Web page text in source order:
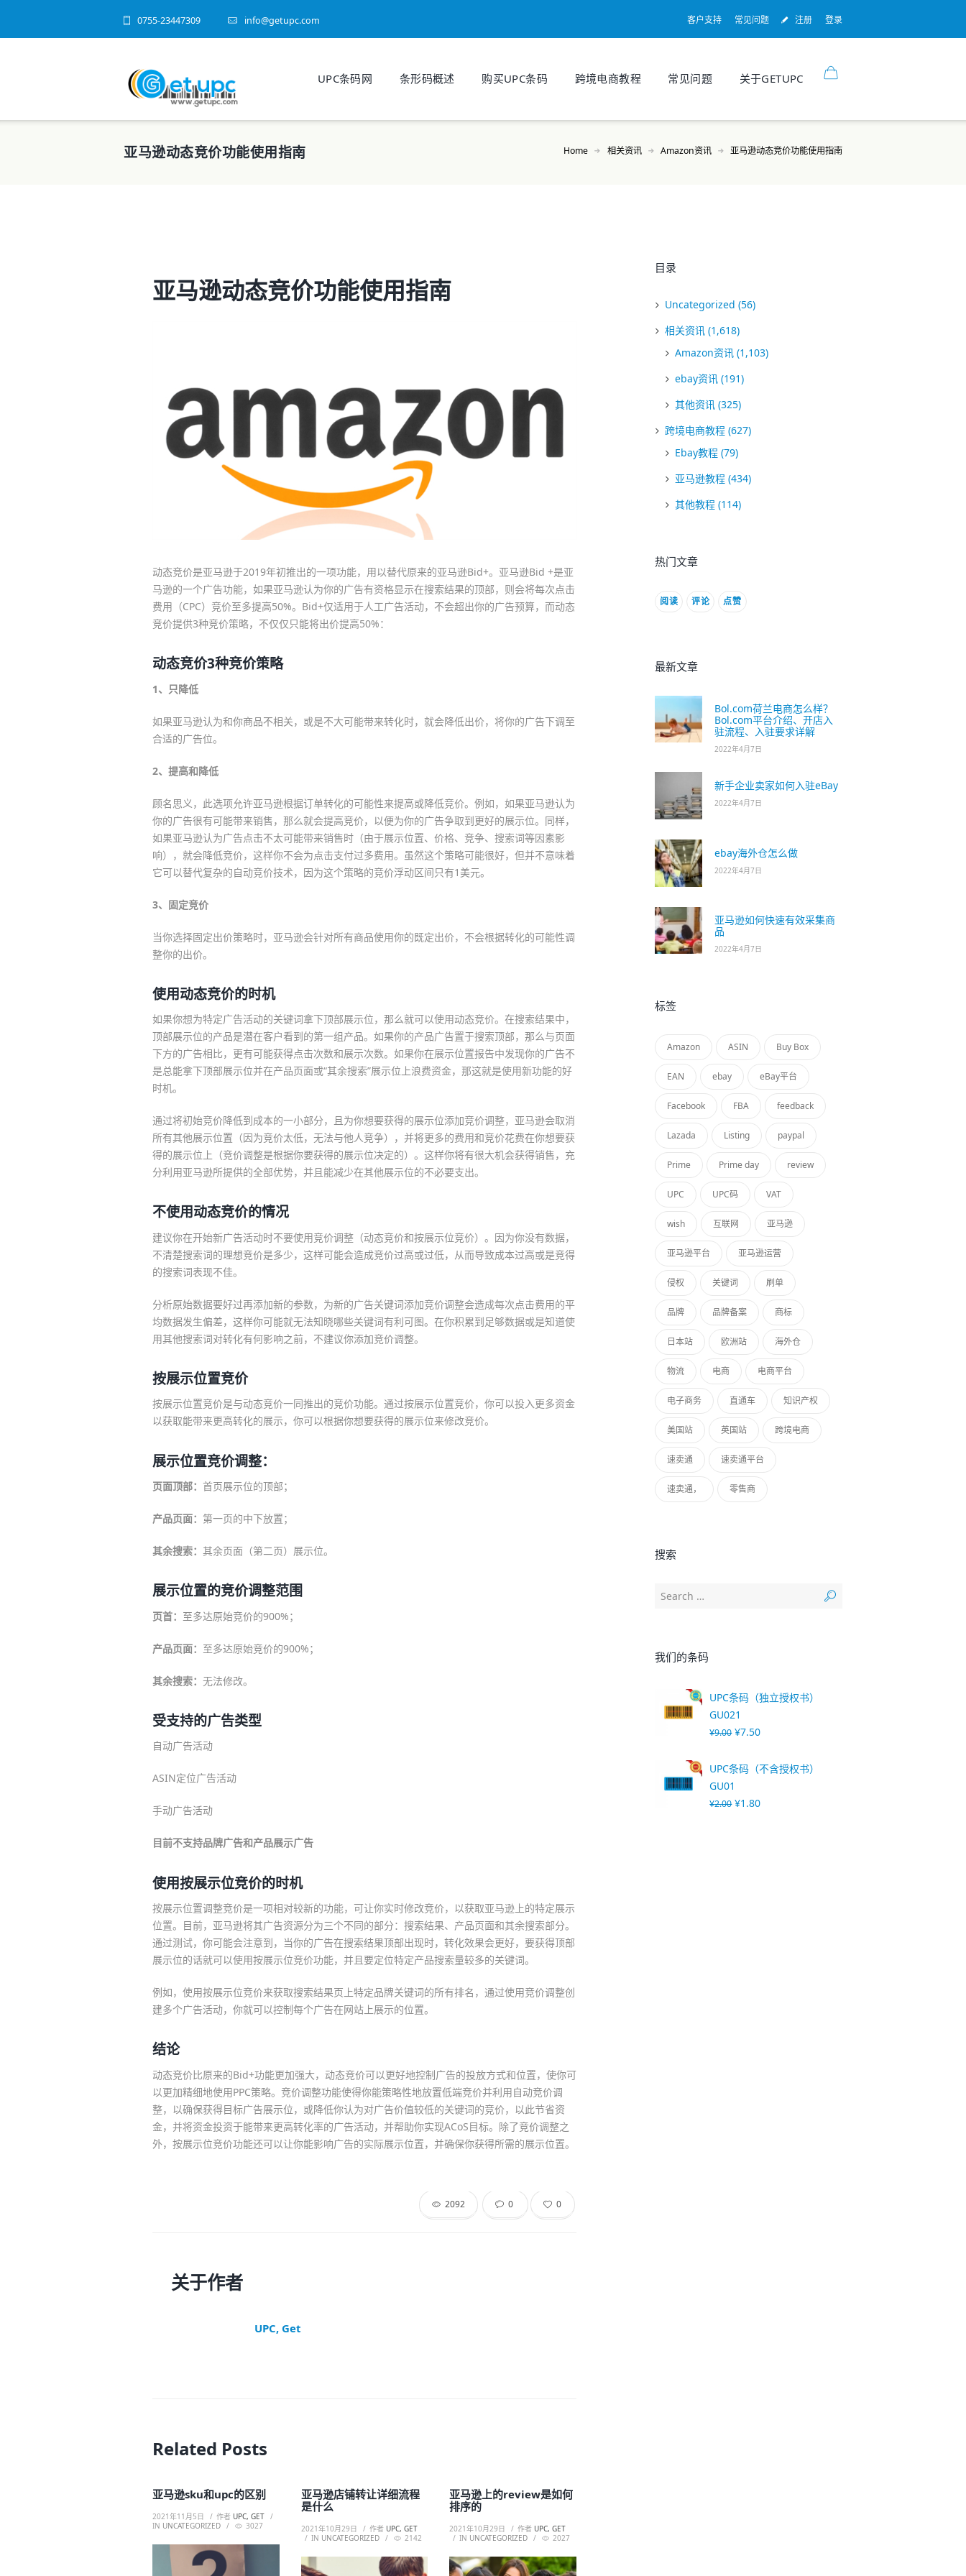
0755-23447309 info@getupc.com 客户支持 常见问题 注册 登录
UPC条码网 条形码概述 购买UPC条码 跨境电商教程 常见问题 关于GETUPC
亚马逊动态竞价功能使用指南 Home 相关资讯 Amazon资讯 亚马逊动态竞价功能使用指南
亚马逊动态竞价功能使用指南
动态竞价是亚马逊于2019年初推出的一项功能，用以替代原来的亚马逊Bid+。亚马逊Bid +是亚
马逊的一个广告功能，如果亚马逊认为你的广告有资格显示在搜索结果的顶部，则会将每次点击
费用（CPC）竞价至多提高50%。Bid+仅适用于人工广告活动，不会超出你的广告预算，而动态
竞价提供3种竞价策略，不仅仅只能将出价提高50%：
动态竞价3种竞价策略
1、只降低
如果亚马逊认为和你商品不相关，或是不大可能带来转化时，就会降低出价，将你的广告下调至
合适的广告位。
2、提高和降低
顾名思义，此选项允许亚马逊根据订单转化的可能性来提高或降低竞价。例如，如果亚马逊认为
你的广告很有可能带来销售，那么就会提高竞价，以便为你的广告争取到更好的展示位。同样，
如果亚马逊认为广告点击不太可能带来销售时（由于展示位置、价格、竞争、搜索词等因素影
响），就会降低竞价，这样你不会为点击支付过多费用。虽然这个策略可能很好，但并不意味着
它可以替代复杂的自动竞价技术，因为这个策略的竞价浮动区间只有1美元。
3、固定竞价
当你选择固定出价策略时，亚马逊会针对所有商品使用你的既定出价，不会根据转化的可能性调
整你的出价。
使用动态竞价的时机
如果你想为特定广告活动的关键词拿下顶部展示位，那么就可以使用动态竞价。在搜索结果中，
顶部展示位的产品是潜在客户看到的第一组产品。如果你的产品广告置于搜索顶部，那么与页面
下方的广告相比，更有可能获得点击次数和展示次数。如果你在展示位置报告中发现你的广告不
是总能拿下顶部展示位并在产品页面或“其余搜索”展示位上浪费资金，那这就是使用新功能的好
时机。
通过将初始竞价降低到成本的一小部分，且为你想要获得的展示位添加竞价调整，亚马逊会取消
所有其他展示位置（因为竞价太低，无法与他人竞争），并将更多的费用和竞价花费在你想要获
得的展示位上（竞价调整是根据你要获得的展示位决定的）。这样你将有很大机会获得销售，充
分利用亚马逊所提供的全部优势，并且能减少在其他展示位的不必要支出。
不使用动态竞价的情况
建议你在开始新广告活动时不要使用竞价调整（动态竞价和按展示位竞价）。因为你没有数据，
不清楚搜索词的理想竞价是多少，这样可能会造成竞价过高或过低，从而导致成本过高或是竞得
的搜索词表现不佳。
分析原始数据要好过再添加新的参数，为新的广告关键词添加竞价调整会造成每次点击费用的平
均数据发生偏差，这样你可能就无法知晓哪些关键词有利可图。在你积累到足够数据或是知道使
用其他搜索词对转化有何影响之前，不建议你添加竞价调整。
按展示位置竞价
按展示位置竞价是与动态竞价一同推出的竞价功能。通过按展示位置竞价，你可以投入更多资金
以获取能带来更高转化的展示，你可以根据你想要获得的展示位来修改竞价。
展示位置竞价调整：
页面顶部： 首页展示位的顶部；
产品页面： 第一页的中下放置；
其余搜索： 其余页面（第二页）展示位。
展示位置的竞价调整范围
页首： 至多达原始竞价的900%；
产品页面： 至多达原始竞价的900%；
其余搜索： 无法修改。
受支持的广告类型
自动广告活动
ASIN定位广告活动
手动广告活动
目前不支持品牌广告和产品展示广告
使用按展示位竞价的时机
按展示位置调整竞价是一项相对较新的功能，可让你实时修改竞价，以获取亚马逊上的特定展示
位置。目前，亚马逊将其广告资源分为三个不同的部分：搜索结果、产品页面和其余搜索部分。
通过测试，你可能会注意到，当你的广告在搜索结果顶部出现时，转化效果会更好，要获得顶部
展示位的话就可以使用按展示位竞价功能，并且要定位特定产品搜索量较多的关键词。
例如，使用按展示位竞价来获取搜索结果页上特定品牌关键词的所有排名，通过使用竞价调整创
建多个广告活动，你就可以控制每个广告在网站上展示的位置。
结论
动态竞价比原来的Bid+功能更加强大，动态竞价可以更好地控制广告的投放方式和位置，使你可
以更加精细地使用PPC策略。竞价调整功能使得你能策略性地放置低端竞价并利用自动竞价调
整，以确保获得目标广告展示位，或降低你认为对广告价值较低的关键词的竞价，以此节省资
金，并将资金投资于能带来更高转化率的广告活动，并帮助你实现ACoS目标。除了竞价调整之
外，按展示位竞价功能还可以让你能影响广告的实际展示位置，并确保你获得所需的展示位置。
2092 0 0
关于作者
UPC, Get
Related Posts
亚马逊sku和upc的区别
2021年11月5日 作者 UPC, GET
IN UNCATEGORIZED 3027
亚马逊店铺转让详细流程
是什么
2021年10月29日 作者 UPC, GET
IN UNCATEGORIZED 2142
亚马逊上的review是如何
排序的
2021年10月29日 作者 UPC, GET
IN UNCATEGORIZED 2027
目录
Uncategorized (56)
相关资讯 (1,618)
Amazon资讯 (1,103)
ebay资讯 (191)
其他资讯 (325)
跨境电商教程 (627)
Ebay教程 (79)
亚马逊教程 (434)
其他教程 (114)
热门文章
阅读 评论 点赞
最新文章
Bol.com荷兰电商怎么样？
Bol.com平台介绍、开店入
驻流程、入驻要求详解
2022年4月7日
新手企业卖家如何入驻eBay
2022年4月7日
ebay海外仓怎么做
2022年4月7日
亚马逊如何快速有效采集商
品
2022年4月7日
标签
Amazon ASIN Buy Box
EAN ebay eBay平台
Facebook FBA feedback
Lazada Listing paypal
Prime Prime day review
UPC UPC码 VAT
wish 互联网 亚马逊
亚马逊平台 亚马逊运营
侵权 关键词 刷单
品牌 品牌备案 商标
日本站 欧洲站 海外仓
物流 电商 电商平台
电子商务 直通车 知识产权
美国站 英国站 跨境电商
速卖通 速卖通平台
速卖通， 零售商
搜索
我们的条码
UPC条码（独立授权书）
GU021
¥9.00 ¥7.50
UPC条码（不含授权书）
GU01
¥2.00 ¥1.80